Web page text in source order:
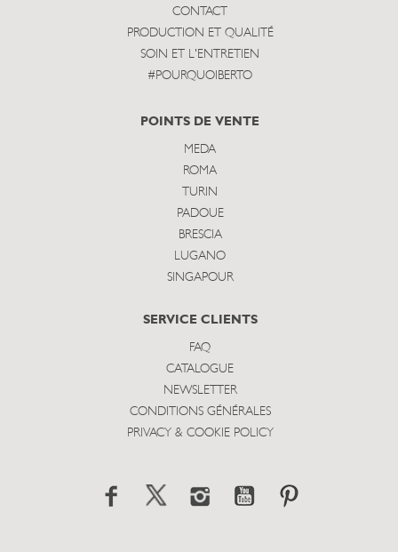
CONTACT
PRODUCTION ET QUALITÉ
SOIN ET L'ENTRETIEN
#POURQUOIBERTO
POINTS DE VENTE
MEDA
ROMA
TURIN
PADOUE
BRESCIA
LUGANO
SINGAPOUR
SERVICE CLIENTS
FAQ
CATALOGUE
NEWSLETTER
CONDITIONS GÉNÉRALES
PRIVACY & COOKIE POLICY